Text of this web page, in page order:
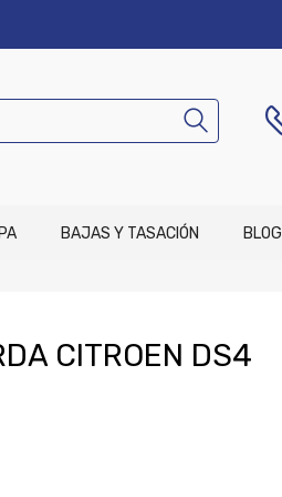
BAJAS Y TASACIÓN BLOG
CITROEN DS4